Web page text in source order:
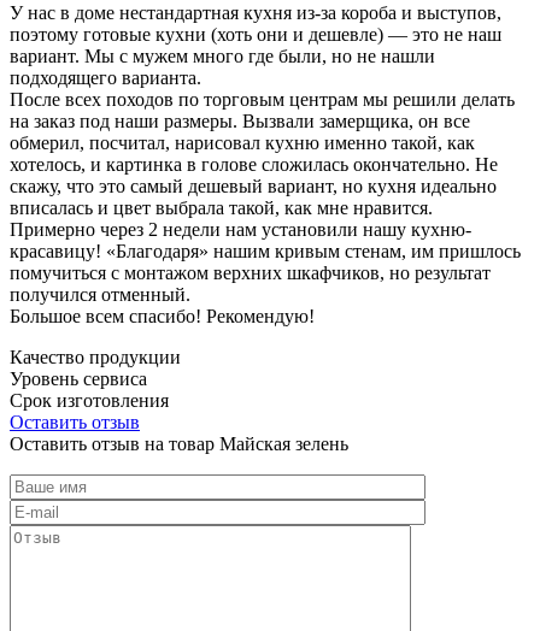
У нас в доме нестандартная кухня из-за короба и выступов,
поэтому готовые кухни (хоть они и дешевле) — это не наш
вариант. Мы с мужем много где были, но не нашли
подходящего варианта.
После всех походов по торговым центрам мы решили делать
на заказ под наши размеры. Вызвали замерщика, он все
обмерил, посчитал, нарисовал кухню именно такой, как
хотелось, и картинка в голове сложилась окончательно. Не
скажу, что это самый дешевый вариант, но кухня идеально
вписалась и цвет выбрала такой, как мне нравится.
Примерно через 2 недели нам установили нашу кухню-
красавицу! «Благодаря» нашим кривым стенам, им пришлось
помучиться с монтажом верхних шкафчиков, но результат
получился отменный.
Большое всем спасибо! Рекомендую!
Качество продукции
Уровень сервиса
Срок изготовления
Оставить отзыв
Оставить отзыв на товар Майская зелень